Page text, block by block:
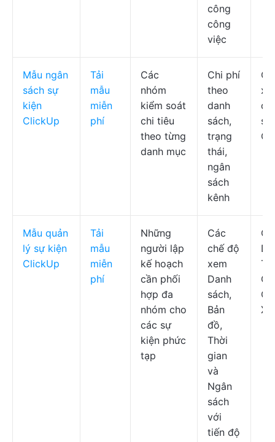
công
công
việc
Mẫu ngân
sách sự
kiện
ClickUp
Tải
mẫu
miễn
phí
Các
nhóm
kiểm soát
chi tiêu
theo từng
danh mục
Chi phí
theo
danh
sách,
trạng
thái,
ngân
sách
kênh
Mẫu quản
lý sự kiện
ClickUp
Tải
mẫu
miễn
phí
Những
người lập
kế hoạch
cần phối
hợp đa
nhóm cho
các sự
kiện phức
tạp
Các
chế độ
xem
Danh
sách,
Bản
đồ,
Thời
gian
và
Ngân
sách
với
tiến độ